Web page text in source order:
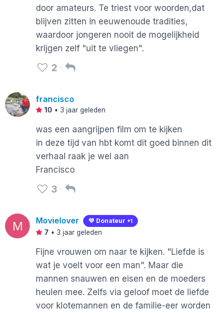
door amateurs. Te triest voor woorden,dat
blijven zitten in eeuwenoude tradities,
waardoor jongeren nooit de mogelijkheid
krijgen zelf "uit te vliegen".
2
francisco
10 • 3 jaar geleden
was een aangrijpen film om te kijken
in deze tijd van hbt komt dit goed binnen dit
verhaal raak je wel aan
Francisco
3
M Movielover 💛 Donateur +1
7 • 3 jaar geleden
Fijne vrouwen om naar te kijken. "Liefde is
wat je voelt voor een man". Maar die
mannen snauwen en eisen en de moeders
heulen mee. Zelfs via geloof moet de liefde
voor klotemannen en de familie-eer worden